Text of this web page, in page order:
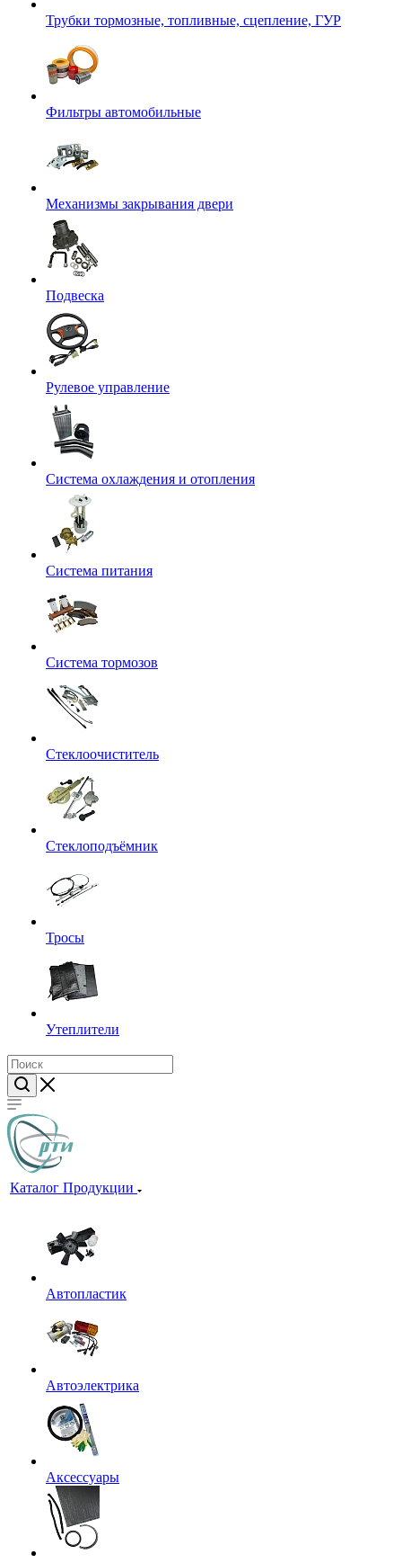
Трубки тормозные, топливные, сцепление, ГУР
Фильтры автомобильные
Механизмы закрывания двери
Подвеска
Рулевое управление
Система охлаждения и отопления
Система питания
Система тормозов
Стеклоочиститель
Стеклоподъёмник
Тросы
Утеплители
Каталог Продукции
Автопластик
Автоэлектрика
Аксессуары